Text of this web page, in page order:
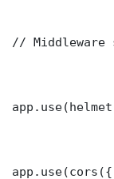
// Middleware
app.use(cors({